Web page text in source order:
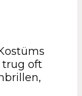
trug oft